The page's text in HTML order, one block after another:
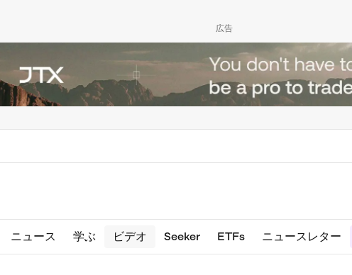
広告
ニュース 学ぶ ビデオ Seeker ETFs ニュースレター